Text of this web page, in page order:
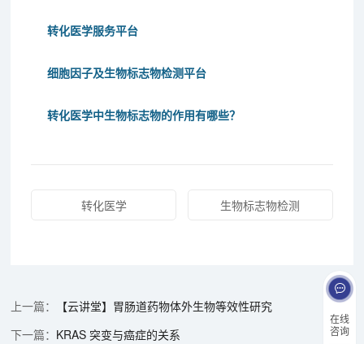
在线
咨询
转化医学服务平台
细胞因子及生物标志物检测平台
转化医学中生物标志物的作用有哪些？
转化医学 生物标志物检测
【云讲堂】胃肠道药物体外生物等效性研究
KRAS 突变与癌症的关系